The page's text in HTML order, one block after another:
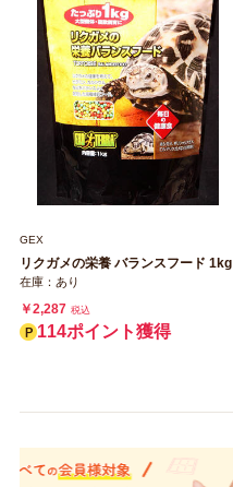
GEX
リクガメの栄養 バランスフード 1kg
在庫：あり
￥2,287 税込
114ポイント獲得